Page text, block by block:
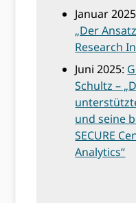
Januar
„Der
Research
Juni 2025:
Schultz –
und seine
SECURE
Analytics“